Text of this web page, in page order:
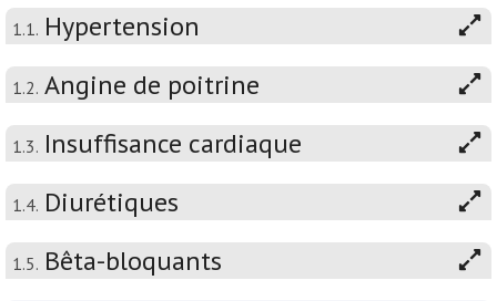
matières
1.1. Hypertension
1.2. Angine de poitrine
1.3. Insuffisance cardiaque
1.4. Diurétiques
1.5. Bêta-bloquants